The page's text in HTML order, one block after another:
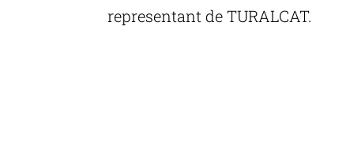
representant de TURALCAT.